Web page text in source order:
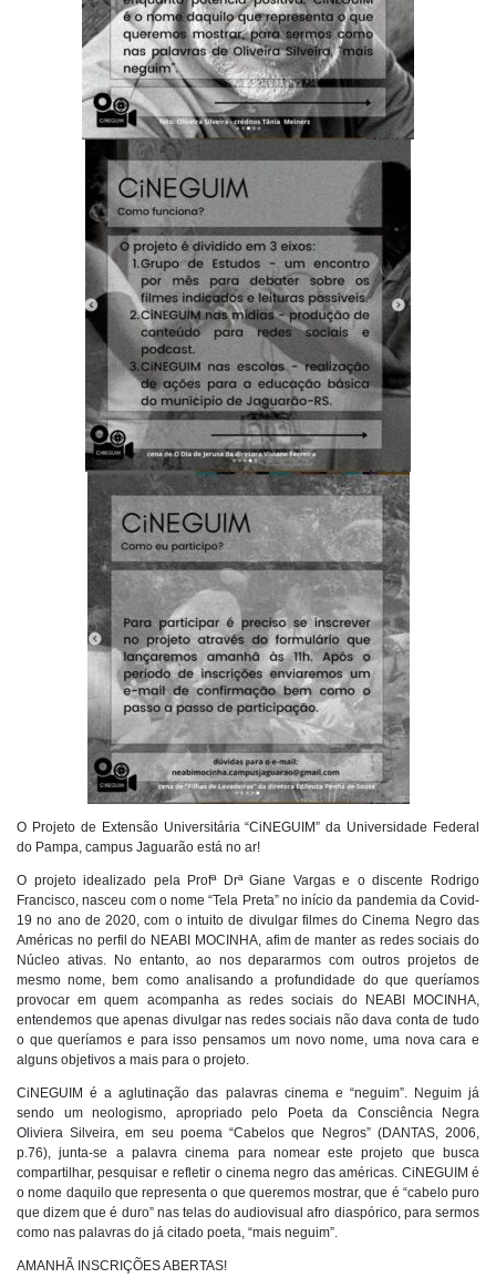
O Projeto de Extensão Universitária “CiNEGUIM” da Universidade Federal
do Pampa, campus Jaguarão está no ar!
O projeto idealizado pela Profª Drª Giane Vargas e o discente Rodrigo
Francisco, nasceu com o nome “Tela Preta” no início da pandemia da Covid-
19 no ano de 2020, com o intuito de divulgar filmes do Cinema Negro das
Américas no perfil do NEABI MOCINHA, afim de manter as redes sociais do
Núcleo ativas. No entanto, ao nos depararmos com outros projetos de
mesmo nome, bem como analisando a profundidade do que queríamos
provocar em quem acompanha as redes sociais do NEABI MOCINHA,
entendemos que apenas divulgar nas redes sociais não dava conta de tudo
o que queríamos e para isso pensamos um novo nome, uma nova cara e
alguns objetivos a mais para o projeto.
CiNEGUIM é a aglutinação das palavras cinema e “neguim”. Neguim já
sendo um neologismo, apropriado pelo Poeta da Consciência Negra
Oliviera Silveira, em seu poema “Cabelos que Negros” (DANTAS, 2006,
p.76), junta-se a palavra cinema para nomear este projeto que busca
compartilhar, pesquisar e refletir o cinema negro das américas. CiNEGUIM é
o nome daquilo que representa o que queremos mostrar, que é “cabelo puro
que dizem que é duro” nas telas do audiovisual afro diaspórico, para sermos
como nas palavras do já citado poeta, “mais neguim”.
AMANHÃ INSCRIÇÕES ABERTAS!